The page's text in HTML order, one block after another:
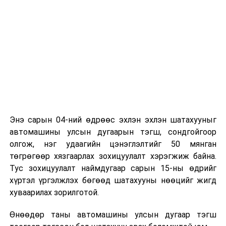
Энэ сарын 04-ний өдрөөс эхлэн эхлэн шатахууныг
автомашины улсын дугаарын тэгш, сондгойгоор
олгож, нэг удаагийн цэнэглэлтийг 50 мянган
төгрөгөөр хязгаарлах зохицуулалт хэрэгжиж байна.
Тус зохицуулалт наймдугаар сарын 15-ны өдрийг
хүртэл үргэлжлэх бөгөөд шатахууны нөөцийг жигд
хуваарилах зорилготой.
Өнөөдөр таны автомашины улсын дугаар тэгш